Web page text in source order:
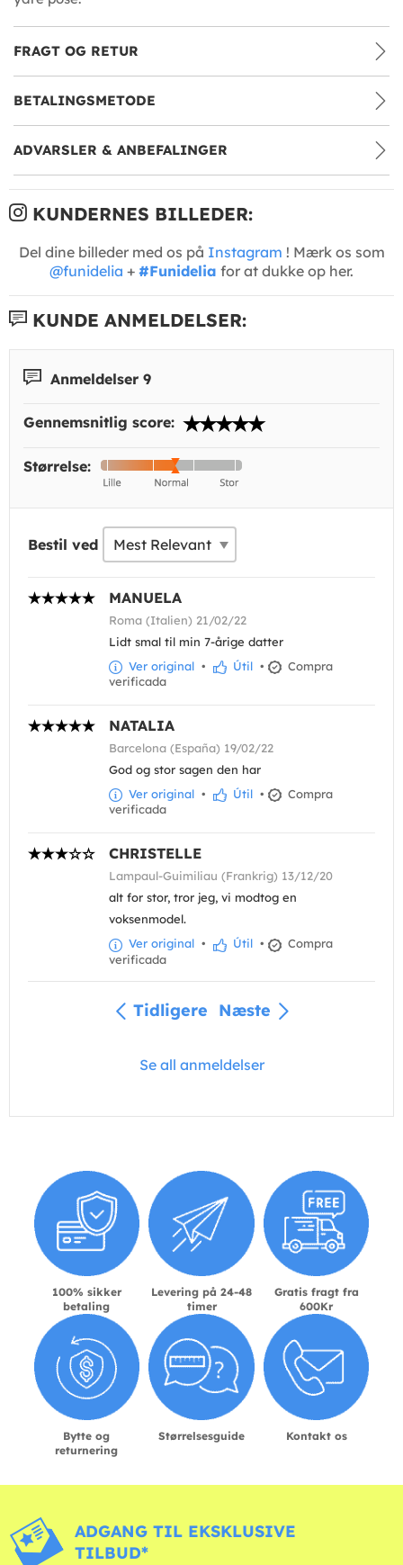
FRAGT OG RETUR
BETALINGSMETODE
ADVARSLER & ANBEFALINGER
KUNDERNES BILLEDER:
Del dine billeder med os på Instagram ! Mærk os som
@funidelia + #Funidelia for at dukke op her.
KUNDE ANMELDELSER:
Anmeldelser 9
Gennemsnitlig score:
Størrelse:
Bestil ved
MANUELA
Roma (Italien) 21/02/22
Lidt smal til min 7-årige datter
Ver original • Útil •
Compra
verificada
NATALIA
Barcelona (España) 19/02/22
God og stor sagen den har
Ver original • Útil •
Compra
verificada
CHRISTELLE
Lampaul-Guimiliau (Frankrig) 13/12/20
alt for stor, tror jeg, vi modtog en
voksenmodel.
Ver original • Útil •
Compra
verificada
Tidligere Næste
Se all anmeldelser
100% sikker
betaling
Levering på 24-48
timer
Gratis fragt fra
600Kr
Bytte og
returnering
Størrelsesguide Kontakt os
ADGANG TIL EKSKLUSIVE
TILBUD*